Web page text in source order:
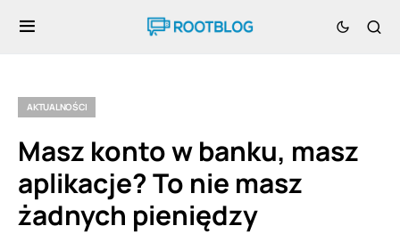
AKTUALNOŚCI
Masz konto w banku, masz
aplikacje? To nie masz
żadnych pieniędzy